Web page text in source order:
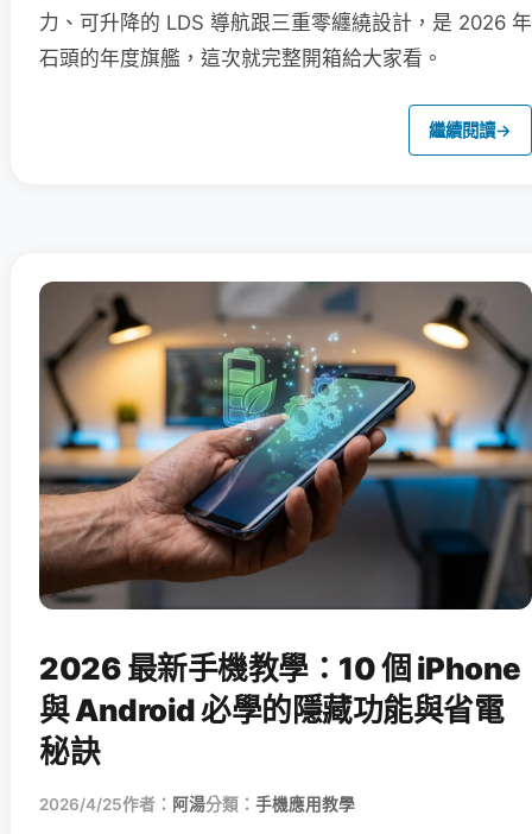
力、可升降的 LDS 導航跟三重零纏繞設計，是 2026 年
石頭的年度旗艦，這次就完整開箱給大家看。
繼續閱讀→
2026 最新手機教學：10 個 iPhone
與 Android 必學的隱藏功能與省電
秘訣
2026/4/25作者： 阿湯分類： 手機應用教學